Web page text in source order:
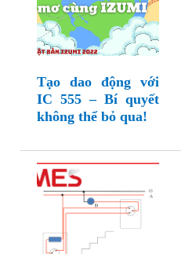
Tạo dao động với
IC 555 – Bí quyết
không thể bỏ qua!